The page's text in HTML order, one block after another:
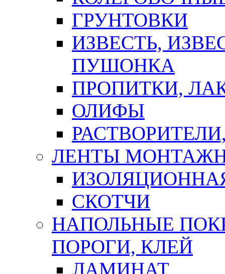
ГРУНТОВКИ
ИЗВЕСТЬ,
ПУШОНКА
ПРОПИТКИ,
ОЛИФЫ
ЛЕНТЫ
СКОТЧИ
НАПОЛЬНЫЕ
ПОРОГИ, КЛЕЙ
ЛАМИНАТ